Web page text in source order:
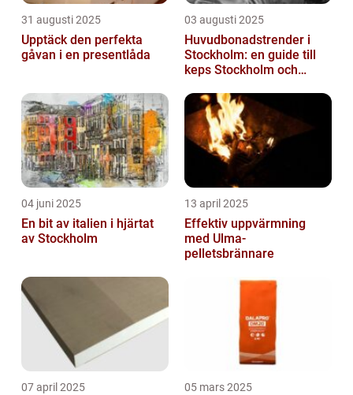
31 augusti 2025
Upptäck den perfekta
gåvan i en presentlåda
03 augusti 2025
Huvudbonadstrender i
Stockholm: en guide till
keps Stockholm och
04 juni 2025
En bit av italien i hjärtat
av Stockholm
13 april 2025
Effektiv uppvärmning
med Ulma-
pelletsbrännare
07 april 2025 05 mars 2025